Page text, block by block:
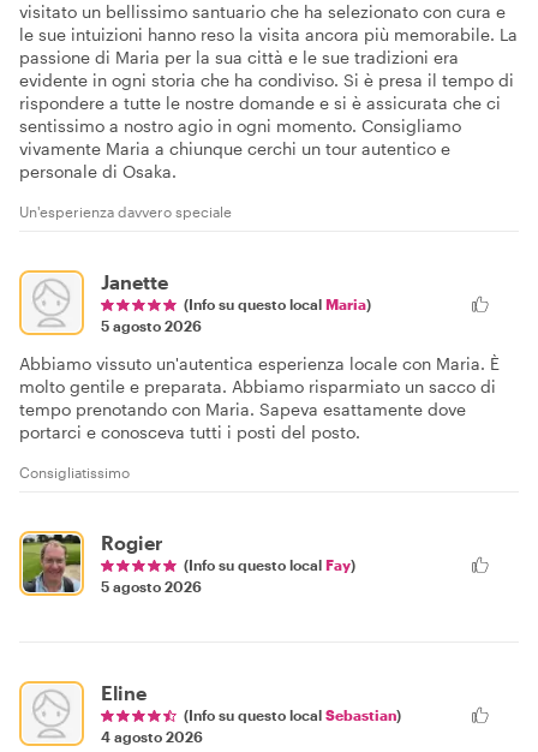
visitato un bellissimo santuario che ha selezionato con cura e
le sue intuizioni hanno reso la visita ancora più memorabile. La
passione di Maria per la sua città e le sue tradizioni era
evidente in ogni storia che ha condiviso. Si è presa il tempo di
rispondere a tutte le nostre domande e si è assicurata che ci
sentissimo a nostro agio in ogni momento. Consigliamo
vivamente Maria a chiunque cerchi un tour autentico e
personale di Osaka.
Un'esperienza davvero speciale
Janette
(Info su questo local Maria)
5 agosto 2026
Abbiamo vissuto un'autentica esperienza locale con Maria. È
molto gentile e preparata. Abbiamo risparmiato un sacco di
tempo prenotando con Maria. Sapeva esattamente dove
portarci e conosceva tutti i posti del posto.
Consigliatissimo
Rogier
(Info su questo local Fay)
5 agosto 2026
Eline
(Info su questo local Sebastian)
4 agosto 2026